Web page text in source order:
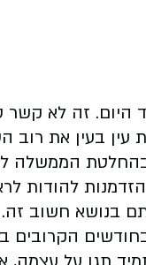
היום. זה לא
עין בעין את
הממשלה
הזדמנות
בנושא חשוב זה.
בחודשים